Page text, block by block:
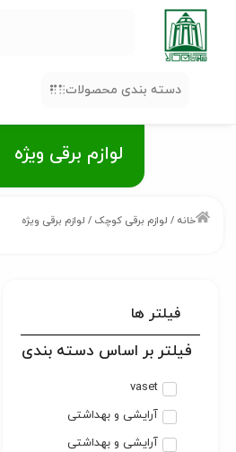
دسته بندی محصولات
لوازم برقی ویژه
خانه / لوازم برقی کوچک / لوازم برقی ویژه
فیلتر ها
فیلتر بر اساس دسته بندی
vaset
آرایشی و بهداشتی
آرایشی و بهداشتی